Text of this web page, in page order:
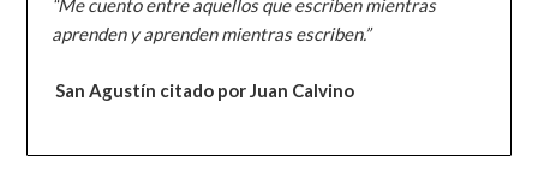
“Me cuento entre aquellos que escriben mientras
aprenden y aprenden mientras escriben.”
San Agustín citado por Juan Calvino